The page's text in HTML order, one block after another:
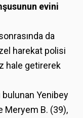
evini
da
harekat polisi
hale getirerek
bulunan Yenibey
Meryem B. (39),